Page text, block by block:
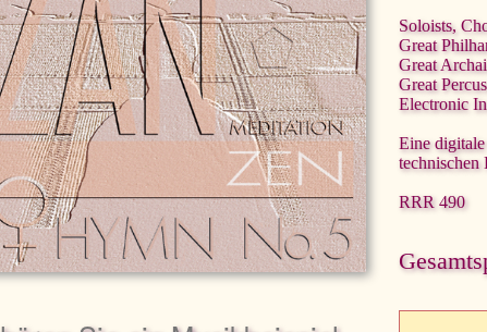
Soloists,
Great
Great
Great
Electronic
Eine
technischen
RRR 490